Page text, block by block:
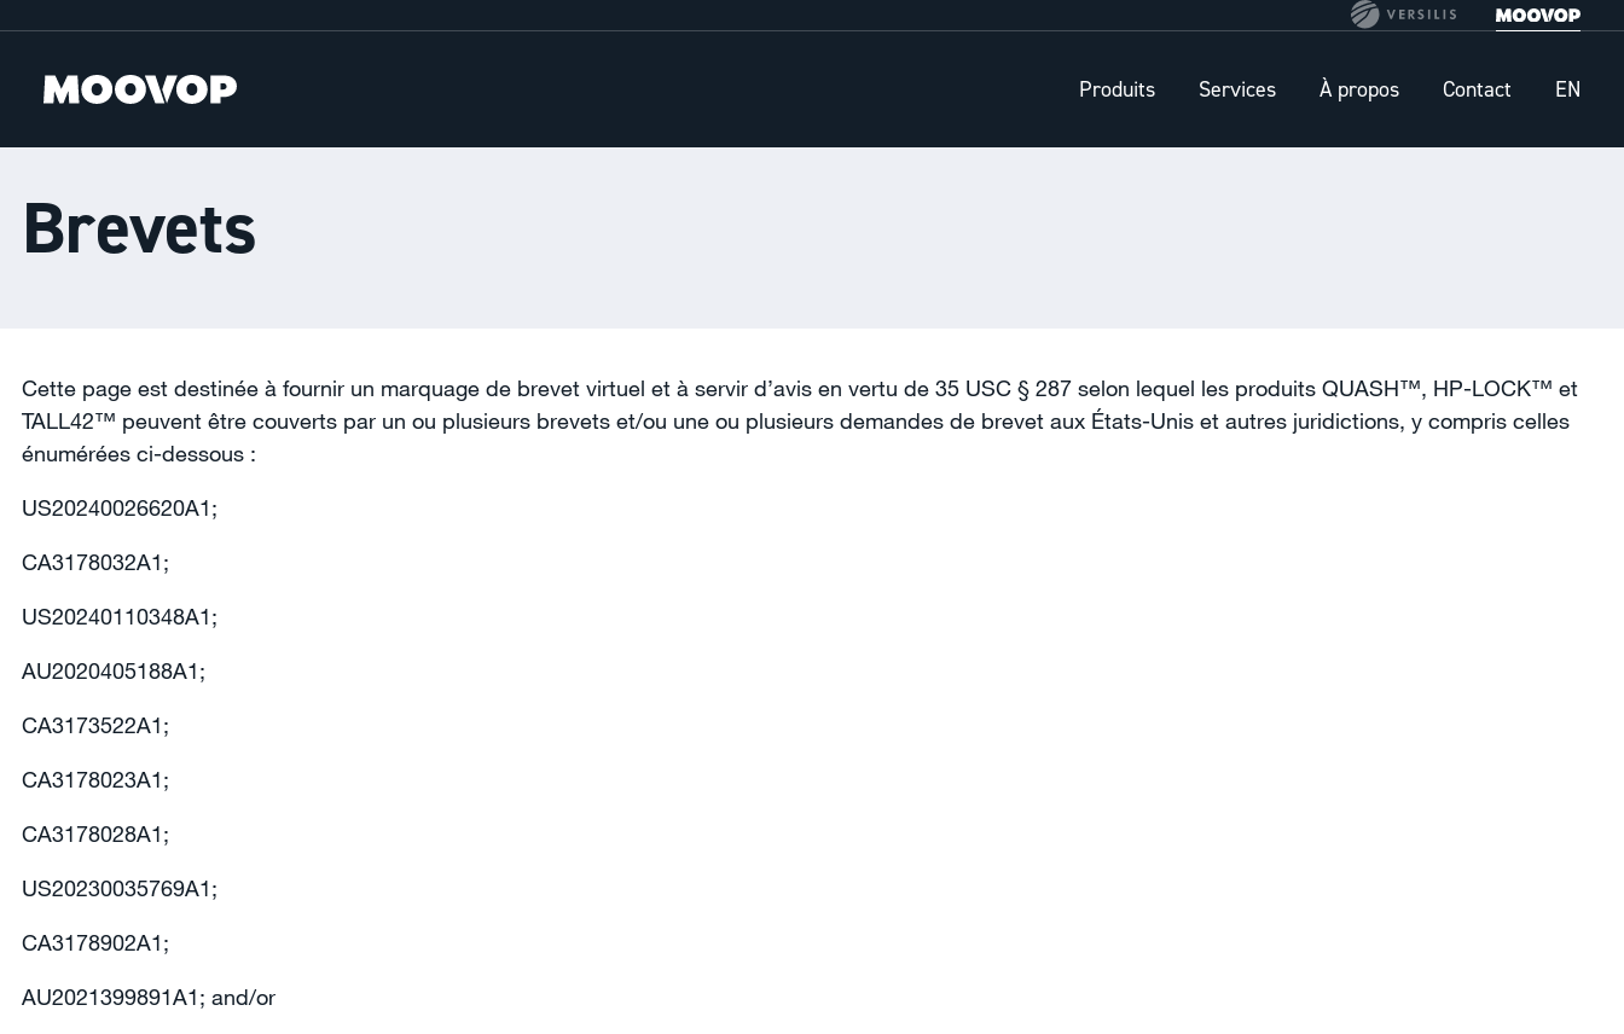
Produits Services À propos Contact EN
Brevets
Cette page est destinée à fournir un marquage de brevet virtuel et à servir d’avis en vertu de 35 USC § 287 selon lequel les produits QUASH™, HP-LOCK™ et
TALL42™ peuvent être couverts par un ou plusieurs brevets et/ou une ou plusieurs demandes de brevet aux États-Unis et autres juridictions, y compris celles
énumérées ci-dessous :
US20240026620A1;
CA3178032A1;
US20240110348A1;
AU2020405188A1;
CA3173522A1;
CA3178023A1;
CA3178028A1;
US20230035769A1;
CA3178902A1;
AU2021399891A1; and/or